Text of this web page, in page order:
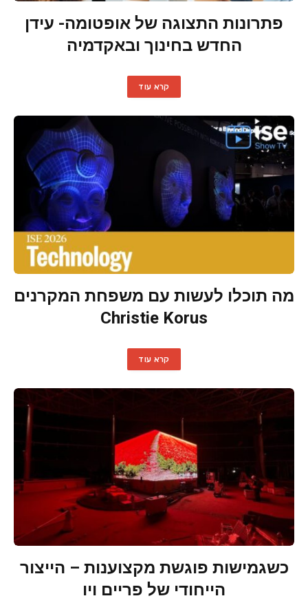
פתרונות התצוגה של אופטומה- עידן
החדש בחינוך ובאקדמיה
קרא עוד
מה תוכלו לעשות עם משפחת המקרנים
Christie Korus
קרא עוד
כשגמישות פוגשת מקצוענות – הייצור
הייחודי של פריים ויו